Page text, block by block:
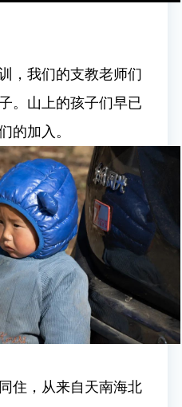
，我们的支教老师们
。山上的孩子们早已
的加入。
住，从来自天南海北